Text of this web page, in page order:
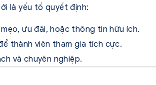
là yếu tố quyết định:
ưu đãi, hoặc thông tin hữu ích.
thành viên tham gia tích cực.
và chuyên nghiệp.